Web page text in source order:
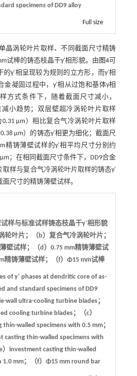
specimens of DD9 alloy
Full size
晶涡轮叶片取样、不同截面尺寸精铸
试棒的铸态枝晶干γ′相形貌。由 图4可
γ′相呈现较为规则的立方形，而γ′相
金凝固过程中，γ′相从过饱和基体γ相
方式条件下，随着截面尺寸减小，
减小趋势；双层壁超冷涡轮叶片取样
0.31 μm）相比复合气冷涡轮叶片取样
0.38 μm）的铸态γ′相更为细化；截面尺
精铸薄壁试样的γ′相平均尺寸分别约
；在相同截面尺寸条件下，DD9合金
样与复合气冷涡轮叶片取样的铸态γ′
尺寸的精铸薄壁试样。
试样与标准试样铸态枝晶干γ′相形貌
轮叶片；（b）复合气冷涡轮叶片；
薄壁试样；（d）0.75 mm精铸薄壁试
精铸薄壁试样；（f）Φ15 mm试棒
of γ′ phases at dendritic core of as-
and standard specimens of DD9
wall ultra-cooling turbine blades；
cooling turbine blades；（c）
walled specimens with 0.5 mm；
casting thin-walled specimens with
）investment casting thin-walled
1.0 mm；（f）Φ15 mm round bar